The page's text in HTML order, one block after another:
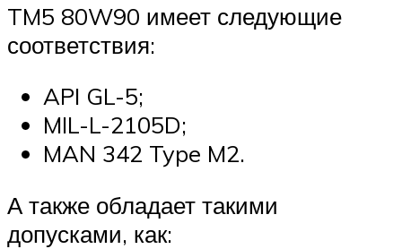
TM5 80W90 имеет следующие
соответствия:
API GL-5;
MIL-L-2105D;
MAN 342 Type M2.
А также обладает такими
допусками, как: